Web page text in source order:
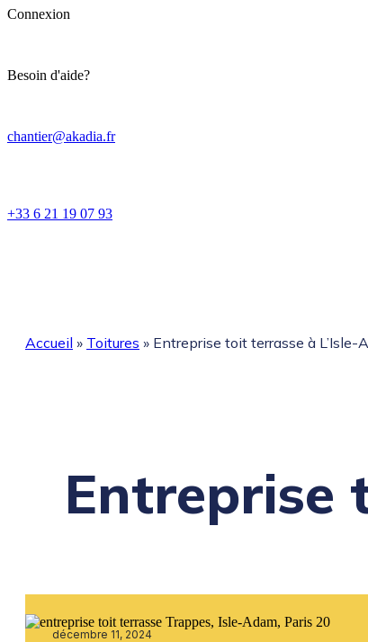
Connexion
Besoin d'aide?
chantier@akadia.fr
+33 6 21 19 07 93
Accueil » Toitures » Entreprise toit terrasse à L’Isle-
Entreprise
décembre 11, 2024